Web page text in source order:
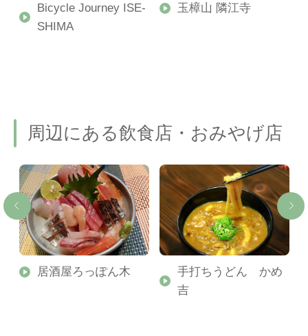
Bicycle Journey ISE-
SHIMA
玉樟山 隣江寺
周辺にある飲食店・おみやげ店
居酒屋ろっぽん木
手打ちうどん かめ
吉